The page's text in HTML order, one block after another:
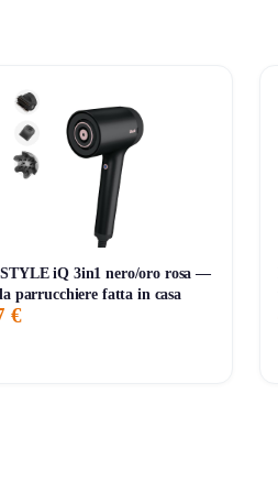
grazie alla sua capacità
la pulizia domestica più
iQ 3in1 nero/oro rosa —
parrucchiere fatta in casa
€